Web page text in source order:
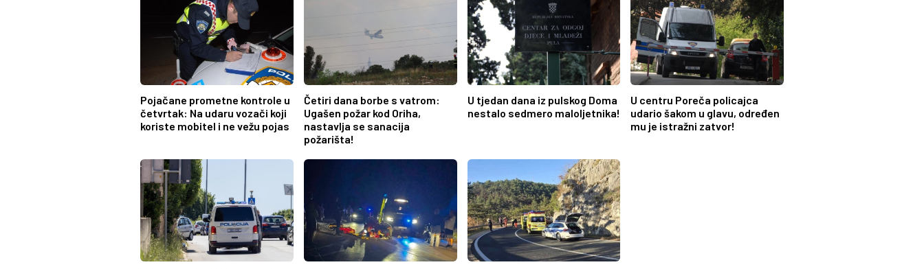
Pojačane prometne kontrole u
četvrtak: Na udaru vozači koji
koriste mobitel i ne vežu pojas
Četiri dana borbe s vatrom:
Ugašen požar kod Oriha,
nastavlja se sanacija
požarišta!
U tjedan dana iz pulskog Doma
nestalo sedmero maloljetnika!
U centru Poreča policajca
udario šakom u glavu, određen
mu je istražni zatvor!